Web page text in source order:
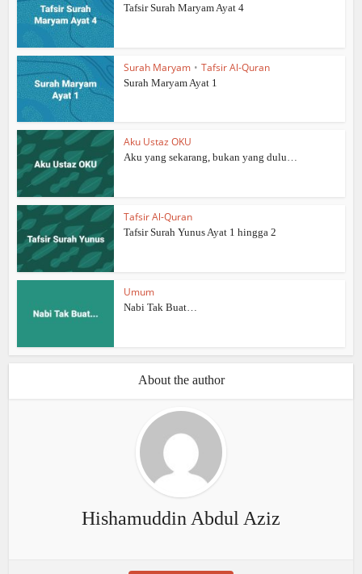
Tafsir Surah Maryam Ayat 4
Surah Maryam • Tafsir Al-Quran
Surah Maryam Ayat 1
Aku Ustaz OKU
Aku yang sekarang, bukan yang dulu…
Tafsir Al-Quran
Tafsir Surah Yunus Ayat 1 hingga 2
Umum
Nabi Tak Buat…
About the author
Hishamuddin Abdul Aziz